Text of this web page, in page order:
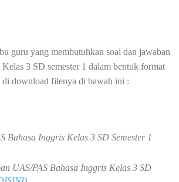
guru yang membutuhkan soal dan jawaban
3 SD semester 1 dalam bentuk format
di download filenya di bawah ini :
Bahasa Inggris Kelas 3 SD Semester 1
UAS/PAS Bahasa Inggris Kelas 3 SD